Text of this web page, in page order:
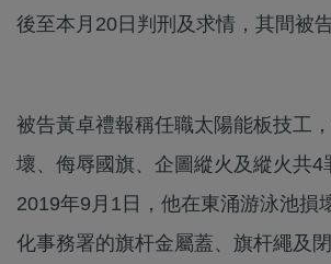
後至本月20日判刑及求情，其間被告
被告黃卓禮報稱任職太陽能板技工
壞、侮辱國旗、企圖縱火及縱火共4
2019年9月1日，他在東涌游泳池損
化事務署的旗杆金屬蓋、旗杆繩及